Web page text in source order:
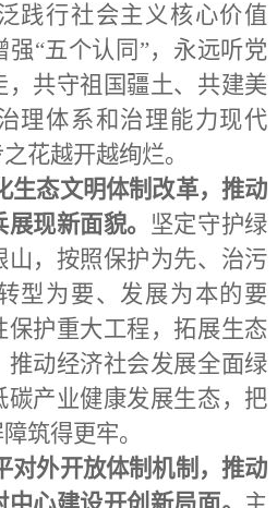
践行社会主义核心价值
强“五个认同”，永远听党
，共守祖国疆土、共建美
理体系和治理能力现代
花越开越绚烂。
生态文明体制改革，推动
现新面貌。 坚定守护绿
山，按照保护为先、治污
型为要、发展为本的要
保护重大工程，拓展生态
推动经济社会发展全面绿
碳产业健康发展生态，把
筑得更牢。
对外开放体制机制，推动